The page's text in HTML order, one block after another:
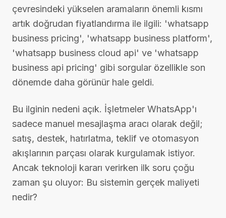
çevresindeki yükselen aramaların önemli kısmı
artık doğrudan fiyatlandırma ile ilgili: 'whatsapp
business pricing', 'whatsapp business platform',
'whatsapp business cloud api' ve 'whatsapp
business api pricing' gibi sorgular özellikle son
dönemde daha görünür hale geldi.
Bu ilginin nedeni açık. İşletmeler WhatsApp'ı
sadece manuel mesajlaşma aracı olarak değil;
satış, destek, hatırlatma, teklif ve otomasyon
akışlarının parçası olarak kurgulamak istiyor.
Ancak teknoloji kararı verirken ilk soru çoğu
zaman şu oluyor: Bu sistemin gerçek maliyeti
nedir?